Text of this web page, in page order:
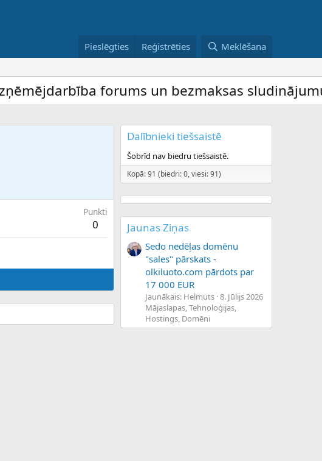
Pieslēgties Reģistrēties Meklēšana
forums un bezmaksas sludinājumu
Punkti
0
Dalībnieki tiešsaistē
Šobrīd nav biedru tiešsaistē.
Kopā: 91 (biedri: 0, viesi: 91)
Jaunas Ziņas
Sedo nedēļas domēnu
"sales" pārskats -
olkiluoto.com pārdots par
17 000 EUR
Jaunākais: Helmuts 8. Jūlijs 2026
Mājaslapas, Tehnoloģijas,
Hostings, Domēni